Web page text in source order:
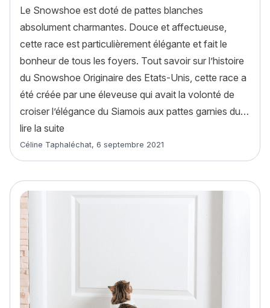
Le Snowshoe est doté de pattes blanches
absolument charmantes. Douce et affectueuse,
cette race est particulièrement élégante et fait le
bonheur de tous les foyers. Tout savoir sur l’histoire
du Snowshoe Originaire des Etats-Unis, cette race a
été créée par une éleveuse qui avait la volonté de
croiser l’élégance du Siamois aux pattes garnies du…
lire la suite
Article rédigé par
Céline Taphaléchat, 6 septembre 2021